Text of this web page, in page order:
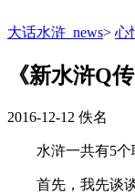
大话水浒_news> 心
《新水浒Q
2016-12-12 佚名
水浒一共有5个职
首先，我先谈谈